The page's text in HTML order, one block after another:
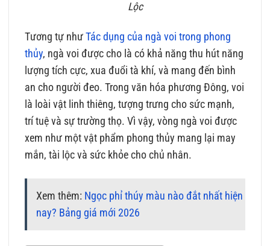
Lộc
Tương tự nhưTác dụng của ngà voi trong phong
thủy, ngà voi được cho là có khả năng thu hút năng
lượng tích cực, xua đuổi tà khí, và mang đến bình
an cho người đeo. Trong văn hóa phương Đông, voi
là loài vật linh thiêng, tượng trưng cho sức mạnh,
trí tuệ và sự trường thọ. Vì vậy, vòng ngà voi được
xem như một vật phẩm phong thủy mang lại may
mắn, tài lộc và sức khỏe cho chủ nhân.
Xem thêm: Ngọc phỉ thúy màu nào đắt nhất hiện
nay? Bảng giá mới 2026